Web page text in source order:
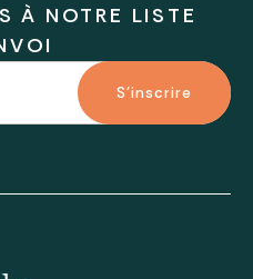
À NOTRE LISTE
S'inscrire